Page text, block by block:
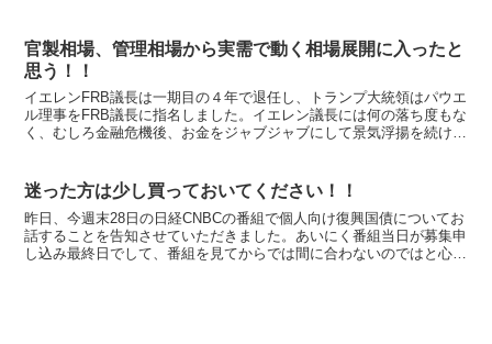
官製相場、管理相場から実需で動く相場展開に入ったと
思う！！
イエレンFRB議長は一期目の４年で退任し、トランプ大統領はパウエ
ル理事をFRB議長に指名しました。イエレン議長には何の落ち度もな
く、むしろ金融危機後、お金をジャブジャブにして景気浮揚を続ける
迷った方は少し買っておいてください！！
昨日、今週末28日の日経CNBCの番組で個人向け復興国債についてお
話することを告知させていただきました。あいにく番組当日が募集申
し込み最終日でして、番組を見てからでは間に合わないのではと心配